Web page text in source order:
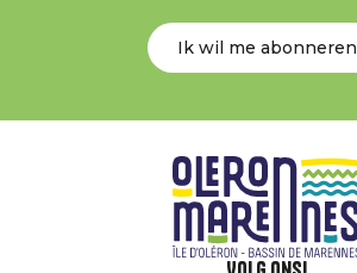
Ik wil me abonneren